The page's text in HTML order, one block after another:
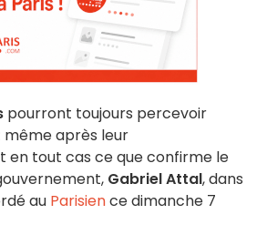
pourront toujours percevoir
mêmeaprès leur
en tout cas ce que confirme le
Gabriel Attal, dans
au Parisience dimanche 7